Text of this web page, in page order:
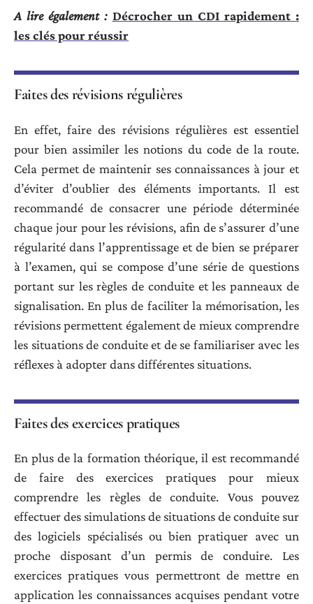
A lire également : Décrocher un CDI rapidement :
les clés pour réussir
Faites des révisions régulières
En effet, faire des révisions régulières est essentiel
pour bien assimiler les notions du code de la route.
Cela permet de maintenir ses connaissances à jour et
d’éviter d’oublier des éléments importants. Il est
recommandé de consacrer une période déterminée
chaque jour pour les révisions, afin de s’assurer d’une
régularité dans l’apprentissage et de bien se préparer
à l’examen, qui se compose d’une série de questions
portant sur les règles de conduite et les panneaux de
signalisation. En plus de faciliter la mémorisation, les
révisions permettent également de mieux comprendre
les situations de conduite et de se familiariser avec les
réflexes à adopter dans différentes situations.
Faites des exercices pratiques
En plus de la formation théorique, il est recommandé
de faire des exercices pratiques pour mieux
comprendre les règles de conduite. Vous pouvez
effectuer des simulations de situations de conduite sur
des logiciels spécialisés ou bien pratiquer avec un
proche disposant d’un permis de conduire. Les
exercices pratiques vous permettront de mettre en
application les connaissances acquises pendant votre